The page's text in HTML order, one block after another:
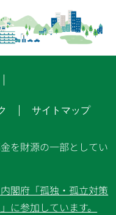
サイトマップ
を財源の一部としてい
閣府「孤独・孤立対策
に参加しています。